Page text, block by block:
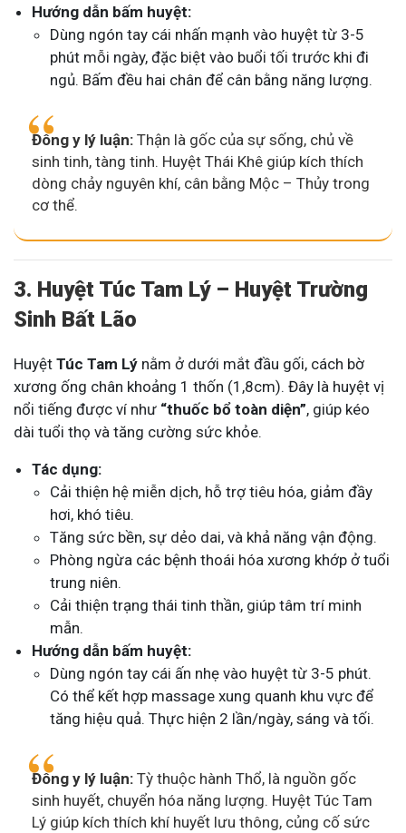
Hướng dẫn bấm huyệt:
Dùng ngón tay cái nhấn mạnh vào huyệt từ 3-5
phút mỗi ngày, đặc biệt vào buổi tối trước khi đi
ngủ. Bấm đều hai chân để cân bằng năng lượng.
Đông y lý luận: Thận là gốc của sự sống, chủ về
sinh tinh, tàng tinh. Huyệt Thái Khê giúp kích thích
dòng chảy nguyên khí, cân bằng Mộc – Thủy trong
cơ thể.
3. Huyệt Túc Tam Lý – Huyệt Trường
Sinh Bất Lão
Huyệt Túc Tam Lý nằm ở dưới mắt đầu gối, cách bờ
xương ống chân khoảng 1 thốn (1,8cm). Đây là huyệt vị
nổi tiếng được ví như “thuốc bổ toàn diện”, giúp kéo
dài tuổi thọ và tăng cường sức khỏe.
Tác dụng:
Cải thiện hệ miễn dịch, hỗ trợ tiêu hóa, giảm đầy
hơi, khó tiêu.
Tăng sức bền, sự dẻo dai, và khả năng vận động.
Phòng ngừa các bệnh thoái hóa xương khớp ở tuổi
trung niên.
Cải thiện trạng thái tinh thần, giúp tâm trí minh
mẫn.
Hướng dẫn bấm huyệt:
Dùng ngón tay cái ấn nhẹ vào huyệt từ 3-5 phút.
Có thể kết hợp massage xung quanh khu vực để
tăng hiệu quả. Thực hiện 2 lần/ngày, sáng và tối.
Đông y lý luận: Tỳ thuộc hành Thổ, là nguồn gốc
sinh huyết, chuyển hóa năng lượng. Huyệt Túc Tam
Lý giúp kích thích khí huyết lưu thông, củng cố sức